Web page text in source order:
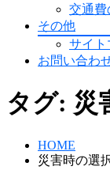
交通費
その他
サイト
お問い合わ
タグ: 災
HOME
災害時の選